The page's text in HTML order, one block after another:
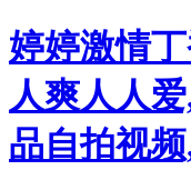
婷婷激情
人爽人人
品自拍视